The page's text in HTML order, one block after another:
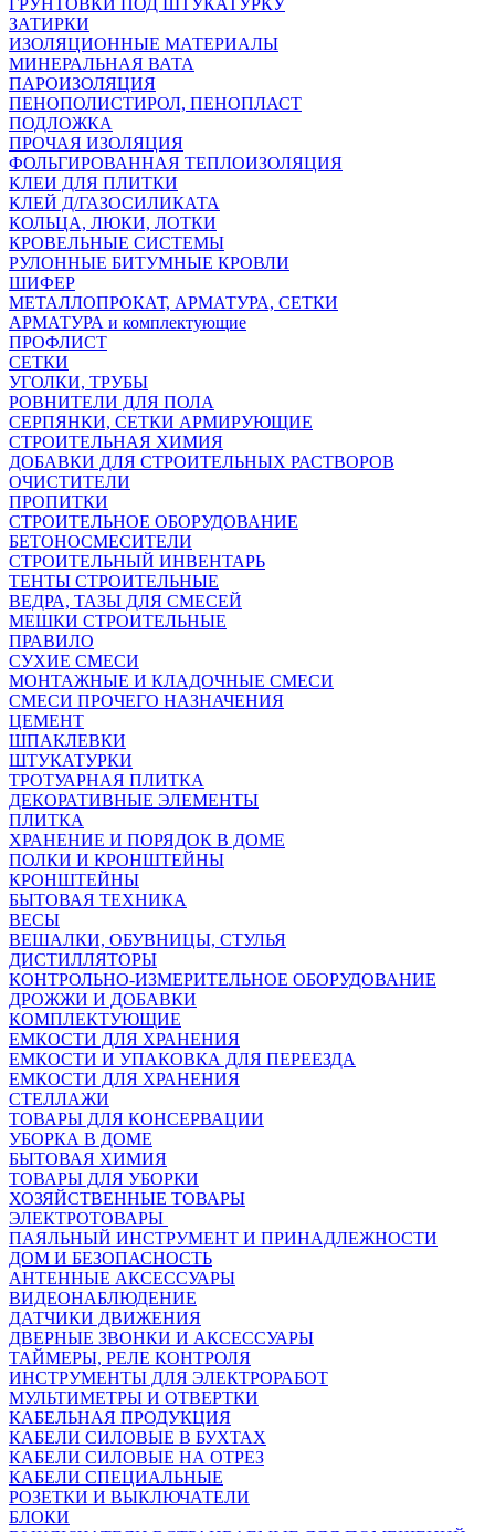
ГРУНТОВКИ ПОД ШТУКАТУРКУ
ЗАТИРКИ
ИЗОЛЯЦИОННЫЕ МАТЕРИАЛЫ
МИНЕРАЛЬНАЯ ВАТА
ПАРОИЗОЛЯЦИЯ
ПЕНОПОЛИСТИРОЛ, ПЕНОПЛАСТ
ПОДЛОЖКА
ПРОЧАЯ ИЗОЛЯЦИЯ
ФОЛЬГИРОВАННАЯ ТЕПЛОИЗОЛЯЦИЯ
КЛЕИ ДЛЯ ПЛИТКИ
КЛЕЙ Д/ГАЗОСИЛИКАТА
КОЛЬЦА, ЛЮКИ, ЛОТКИ
КРОВЕЛЬНЫЕ СИСТЕМЫ
РУЛОННЫЕ БИТУМНЫЕ КРОВЛИ
ШИФЕР
МЕТАЛЛОПРОКАТ, АРМАТУРА, СЕТКИ
АРМАТУРА и комплектующие
ПРОФЛИСТ
СЕТКИ
УГОЛКИ, ТРУБЫ
РОВНИТЕЛИ ДЛЯ ПОЛА
СЕРПЯНКИ, СЕТКИ АРМИРУЮЩИЕ
СТРОИТЕЛЬНАЯ ХИМИЯ
ДОБАВКИ ДЛЯ СТРОИТЕЛЬНЫХ РАСТВОРОВ
ОЧИСТИТЕЛИ
ПРОПИТКИ
СТРОИТЕЛЬНОЕ ОБОРУДОВАНИЕ
БЕТОНОСМЕСИТЕЛИ
СТРОИТЕЛЬНЫЙ ИНВЕНТАРЬ
ТЕНТЫ СТРОИТЕЛЬНЫЕ
ВЕДРА, ТАЗЫ ДЛЯ СМЕСЕЙ
МЕШКИ СТРОИТЕЛЬНЫЕ
ПРАВИЛО
СУХИЕ СМЕСИ
МОНТАЖНЫЕ И КЛАДОЧНЫЕ СМЕСИ
СМЕСИ ПРОЧЕГО НАЗНАЧЕНИЯ
ЦЕМЕНТ
ШПАКЛЕВКИ
ШТУКАТУРКИ
ТРОТУАРНАЯ ПЛИТКА
ДЕКОРАТИВНЫЕ ЭЛЕМЕНТЫ
ПЛИТКА
ХРАНЕНИЕ И ПОРЯДОК В ДОМЕ
ПОЛКИ И КРОНШТЕЙНЫ
КРОНШТЕЙНЫ
БЫТОВАЯ ТЕХНИКА
ВЕСЫ
ВЕШАЛКИ, ОБУВНИЦЫ, СТУЛЬЯ
ДИСТИЛЛЯТОРЫ
КОНТРОЛЬНО-ИЗМЕРИТЕЛЬНОЕ ОБОРУДОВАНИЕ
ДРОЖЖИ И ДОБАВКИ
КОМПЛЕКТУЮЩИЕ
ЕМКОСТИ ДЛЯ ХРАНЕНИЯ
ЕМКОСТИ И УПАКОВКА ДЛЯ ПЕРЕЕЗДА
ЕМКОСТИ ДЛЯ ХРАНЕНИЯ
СТЕЛЛАЖИ
ТОВАРЫ ДЛЯ КОНСЕРВАЦИИ
УБОРКА В ДОМЕ
БЫТОВАЯ ХИМИЯ
ТОВАРЫ ДЛЯ УБОРКИ
ХОЗЯЙСТВЕННЫЕ ТОВАРЫ
ЭЛЕКТРОТОВАРЫ
ПАЯЛЬНЫЙ ИНСТРУМЕНТ И ПРИНАДЛЕЖНОСТИ
ДОМ И БЕЗОПАСНОСТЬ
АНТЕННЫЕ АКСЕССУАРЫ
ВИДЕОНАБЛЮДЕНИЕ
ДАТЧИКИ ДВИЖЕНИЯ
ДВЕРНЫЕ ЗВОНКИ И АКСЕССУАРЫ
ТАЙМЕРЫ, РЕЛЕ КОНТРОЛЯ
ИНСТРУМЕНТЫ ДЛЯ ЭЛЕКТРОРАБОТ
МУЛЬТИМЕТРЫ И ОТВЕРТКИ
КАБЕЛЬНАЯ ПРОДУКЦИЯ
КАБЕЛИ СИЛОВЫЕ В БУХТАХ
КАБЕЛИ СИЛОВЫЕ НА ОТРЕЗ
КАБЕЛИ СПЕЦИАЛЬНЫЕ
РОЗЕТКИ И ВЫКЛЮЧАТЕЛИ
БЛОКИ